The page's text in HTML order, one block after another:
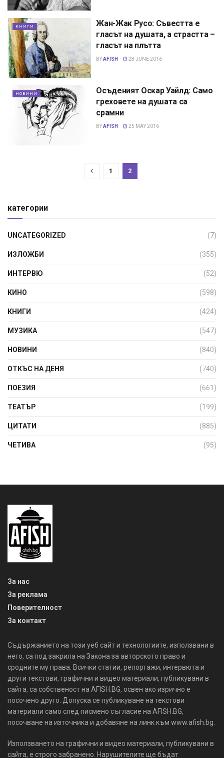
КНИГИ
Жан-Жак Русо: Съвестта е
гласът на душата, а страстта –
гласът на плътта
BYAFISH 28 JUNE 2016
НОВИНИ
Осъденият Оскар Уайлд: Само
греховете на душата са
срамни
BYAFISH 25 MAY 2016
1 2
категории
UNCATEGORIZED (7)
ИЗЛОЖБИ (355)
ИНТЕРВЮ (52)
КИНО (598)
КНИГИ (424)
МУЗИКА (547)
НОВИНИ (840)
ОТКЪС НА ДЕНЯ (740)
ПОЕЗИЯ (661)
ТЕАТЪР (199)
ЦИТАТИ (885)
ЧЕТИВА (95)
За нас
За реклама
Поверителност
За контакт
Съдържанието на този уеб сайт и технологиите, използвани в
него, са под закрила на Закона за авторското право и
сродните му права. Всички статии, репортажи, интервюта и
други текстови, графични и видео материали, публикувани в
сайта, са собственост на AFISH.BG, освен ако изрично е
посочено друго. Допуска се публикуване на текстови
материали само след писмено съгласие на AFISH.BG,
посочване на източника и добавяне на линк към www.afish.bg.
Използването на графични и видео материали, публикувани в
сайта, е строго забранено. Нарушителите ще бъдат